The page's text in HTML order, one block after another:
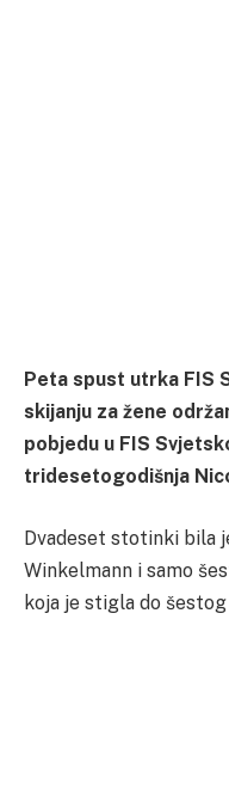
Peta spust utrka FIS
skijanju za žene
pobjedu u FIS
tridesetogodišnja
Dvadeset stotinki bila
Winkelmann i samo
koja je stigla do